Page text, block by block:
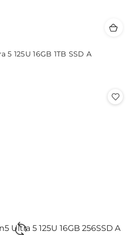
5 125U 16GB 1TB SSD A